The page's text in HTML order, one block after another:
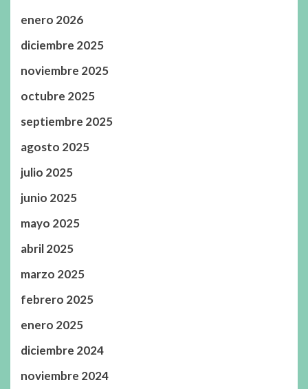
enero 2026
diciembre 2025
noviembre 2025
octubre 2025
septiembre 2025
agosto 2025
julio 2025
junio 2025
mayo 2025
abril 2025
marzo 2025
febrero 2025
enero 2025
diciembre 2024
noviembre 2024